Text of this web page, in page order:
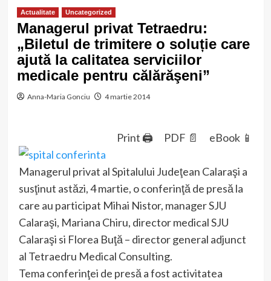
Actualitate Uncategorized
Managerul privat Tetraedru:
„Biletul de trimitere o soluție care
ajută la calitatea serviciilor
medicale pentru călărăşeni”
Anna-Maria Gonciu 4 martie 2014
Print 🖨 PDF 📄 eBook 📱
Managerul privat al Spitalului Judeţean Calaraşi a
susţinut astăzi, 4 martie, o conferinţă de presă la
care au participat Mihai Nistor, manager SJU
Calaraşi, Mariana Chiru, director medical SJU
Calaraşi si Florea Buţă – director general adjunct
al Tetraedru Medical Consulting.
Tema conferinţei de presă a fost activitatea